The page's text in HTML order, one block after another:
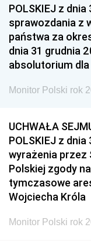
1939
1936
POLSKIEJ z
sprawozdania z
państwa za
dnia 31 grudnia
absolutorium
Monitor Polski rok
UCHWAŁA
POLSKIEJ z
wyrażenia przez
Polskiej zgody
tymczasowe
Wojciecha Króla
Monitor Polski rok